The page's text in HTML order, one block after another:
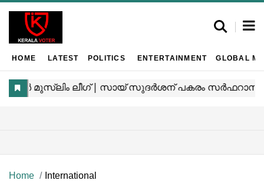
HOME LATEST POLITICS ENTERTAINMENT GLOBAL
Home International